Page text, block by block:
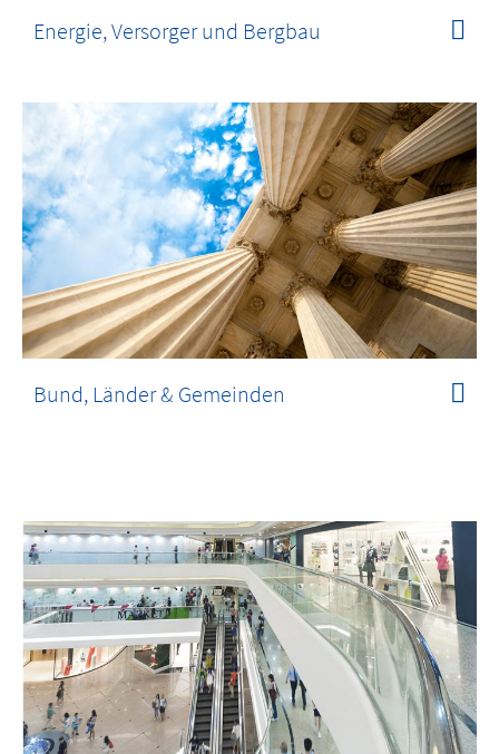
Energie, Versorger und Bergbau
Bund, Länder & Gemeinden